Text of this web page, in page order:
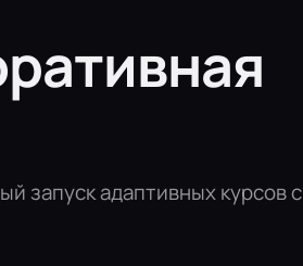
запуск адаптивных курсов с